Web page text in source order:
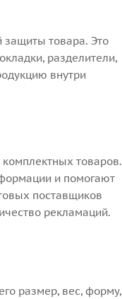
защиты товара. Это
разделители,
внутри
товаров.
и помогают
поставщиков
рекламаций.
размер, вес, форму,